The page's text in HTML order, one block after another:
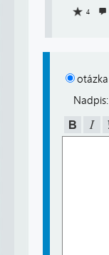
4
otázka
Nadpis: